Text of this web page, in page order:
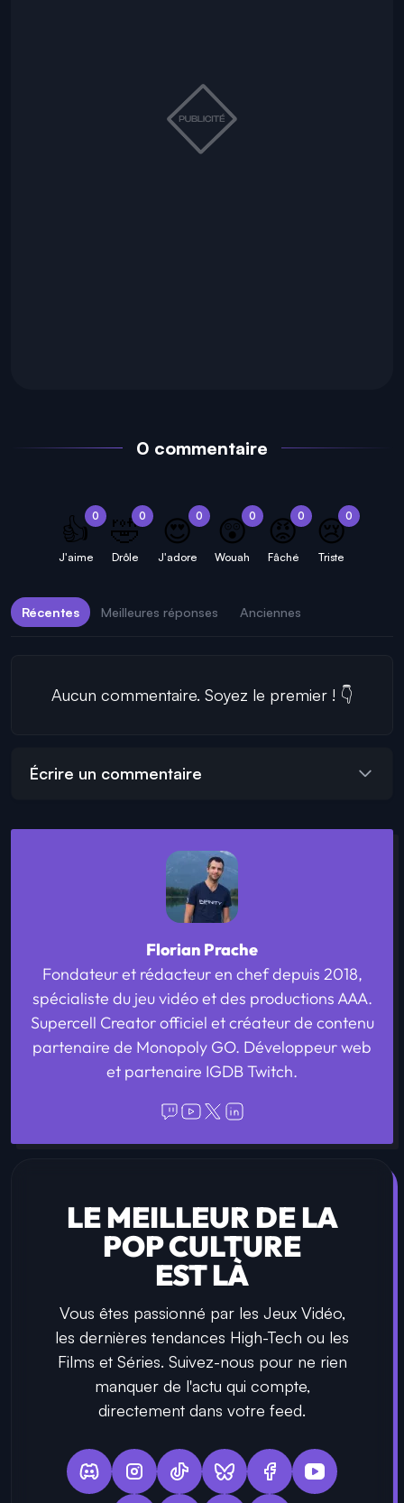
0 commentaire
0
👍
J'aime
0
🤣
Drôle
0
😍
J'adore
0
😲
Wouah
0
😡
Fâché
0
😢
Triste
Récentes Meilleures réponses Anciennes
Aucun commentaire. Soyez le premier ! 👇
Écrire un commentaire
Florian Prache
Fondateur et rédacteur en chef depuis 2018,
spécialiste du jeu vidéo et des productions AAA.
Supercell Creator officiel et créateur de contenu
partenaire de Monopoly GO. Développeur web
et partenaire IGDB Twitch.
LE MEILLEUR DE LA
POP CULTURE
EST LÀ
Vous êtes passionné par les Jeux Vidéo,
les dernières tendances High-Tech ou les
Films et Séries. Suivez-nous pour ne rien
manquer de l'actu qui compte,
directement dans votre feed.